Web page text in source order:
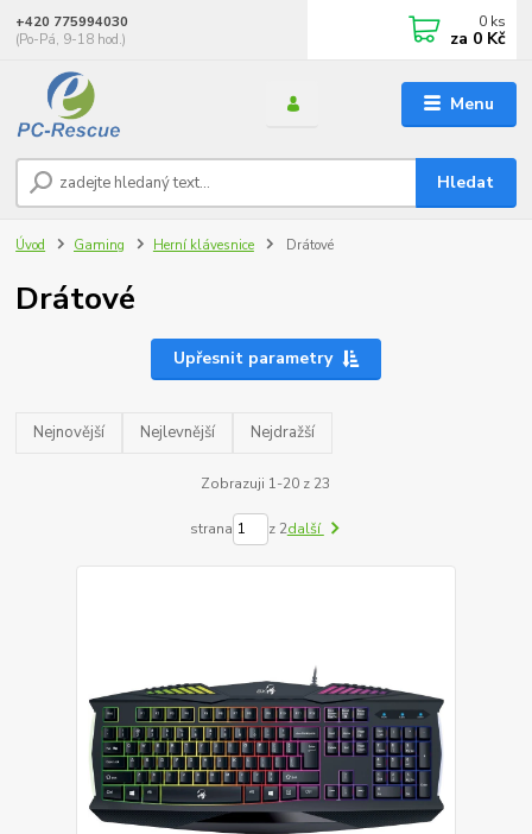
Menu
Hledat
+420 775994030
(Po-Pá, 9-18 hod.)
0 ks
za 0 Kč
Úvod Gaming Herní klávesnice Drátové
Drátové
Upřesnit parametry
Nejnovější Nejlevnější Nejdražší
Zobrazuji 1-20 z 23
strana z 2další